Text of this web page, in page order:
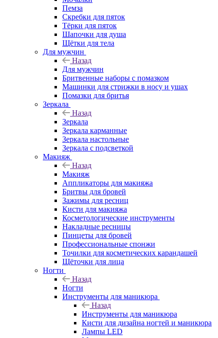
Пемза
Скребки для пяток
Тёрки для пяток
Шапочки для душа
Щётки для тела
Для мужчин
Назад
Для мужчин
Бритвенные наборы с помазком
Машинки для стрижки в носу и ушах
Помазки для бритья
Зеркала
Назад
Зеркала
Зеркала карманные
Зеркала настольные
Зеркала с подсветкой
Макияж
Назад
Макияж
Аппликаторы для макияжа
Бритвы для бровей
Зажимы для ресниц
Кисти для макияжа
Косметологические инструменты
Накладные ресницы
Пинцеты для бровей
Профессиональные спонжи
Точилки для косметических карандашей
Щёточки для лица
Ногти
Назад
Ногти
Инструменты для маникюра
Назад
Инструменты для маникюра
Кисти для дизайна ногтей и маникюра
Лампы LED